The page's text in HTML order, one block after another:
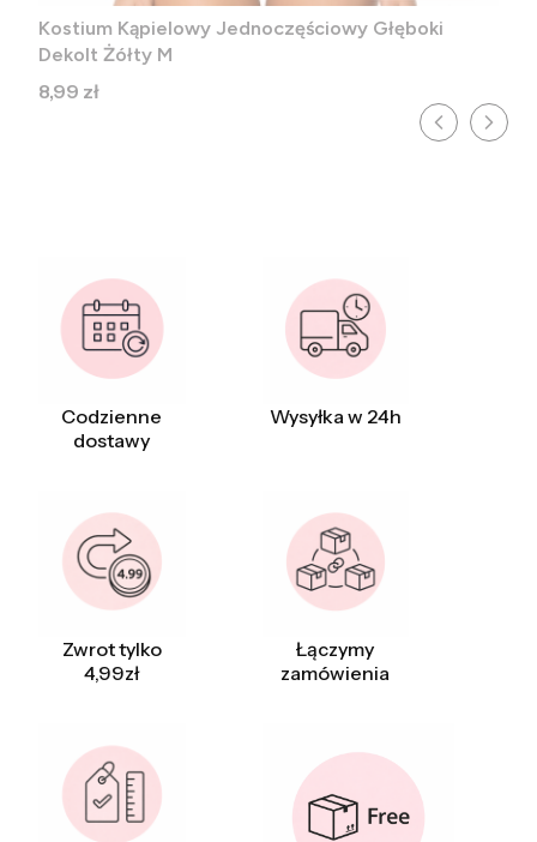
Kostium Kąpielowy Jednoczęściowy Głęboki
Dekolt Żółty M
Cena
8,99 zł
Codzienne
dostawy
Wysyłka w 24h
Zwrot tylko
4,99zł
Łączymy
zamówienia